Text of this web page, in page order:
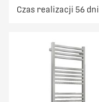
Czas realizacji 56 dni